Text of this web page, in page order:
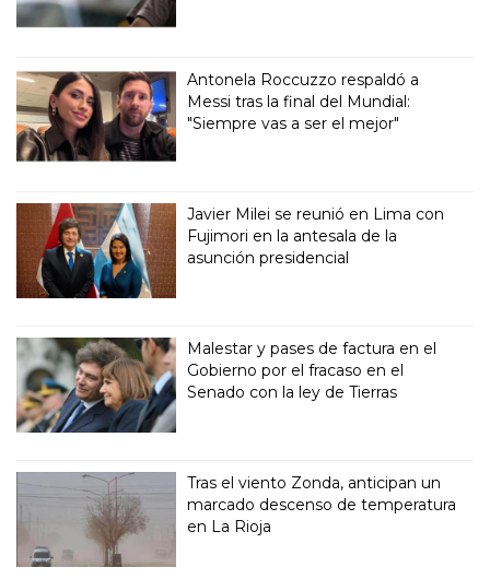
Antonela Roccuzzo respaldó a
Messi tras la final del Mundial:
"Siempre vas a ser el mejor"
Javier Milei se reunió en Lima con
Fujimori en la antesala de la
asunción presidencial
Malestar y pases de factura en el
Gobierno por el fracaso en el
Senado con la ley de Tierras
Tras el viento Zonda, anticipan un
marcado descenso de temperatura
en La Rioja